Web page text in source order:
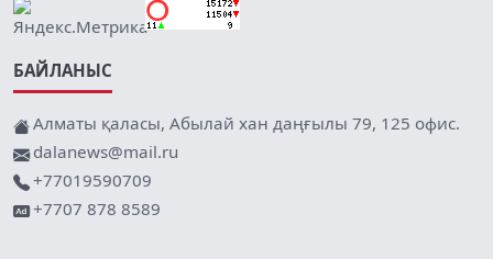
БАЙЛАНЫС
Алматы қаласы, Абылай хан даңғылы 79, 125 офис.
dalanews@mail.ru
+77019590709
+7707 878 8589